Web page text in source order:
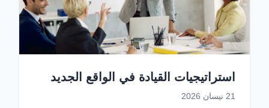
استراتيجيات القيادة في الواقع الجديد
21 نيسان 2026